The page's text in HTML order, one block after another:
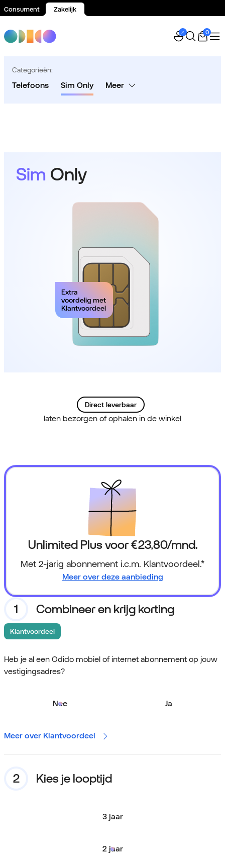
Consument Zakelijk
0
Categorieën:
Telefoons Sim Only Meer
Sim Only
Extra
voordelig met
Klantvoordeel
Direct leverbaar
laten bezorgen of ophalen in de winkel
Unlimited Plus voor€ 23,80/mnd.
Met 2-jarig abonnement i.c.m. Klantvoordeel.*
Meer over deze aanbieding
Combineer en krijg korting
Klantvoordeel
Heb je al een Odido mobiel of internet abonnement op jouw
vestigingsadres?
Nee Ja
Meer over Klantvoordeel
Kies je looptijd
3 jaar
2 jaar